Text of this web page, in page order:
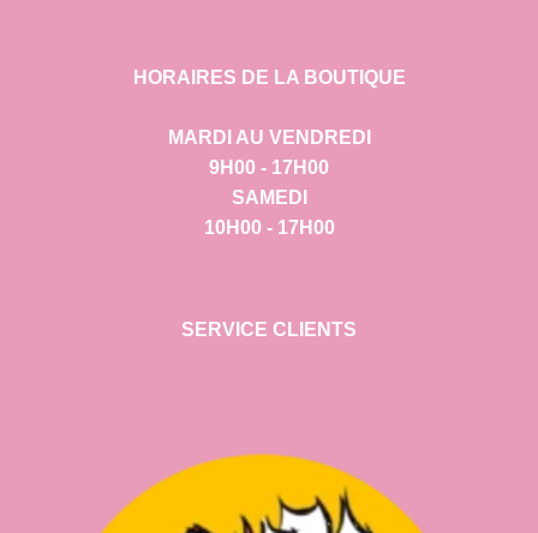
HORAIRES DE LA BOUTIQUE
MARDI AU VENDREDI
9H00 - 17H00
SAMEDI
10H00 - 17H00
SERVICE CLIENTS